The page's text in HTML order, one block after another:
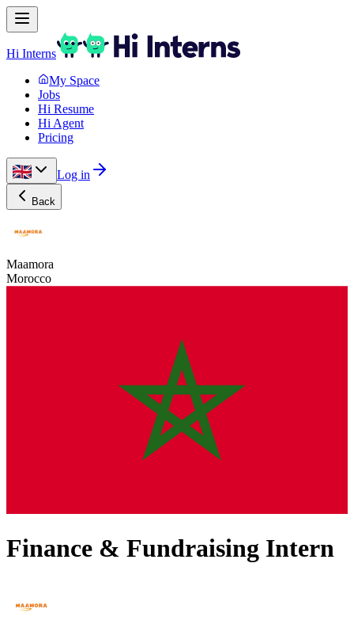
Hi Interns
My Space
Jobs
Hi Resume
Hi Agent
Pricing
Log in
Back
Maamora
Morocco
Finance & Fundraising Intern